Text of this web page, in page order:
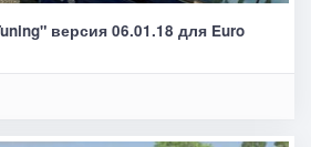
версия 06.01.18 для Euro